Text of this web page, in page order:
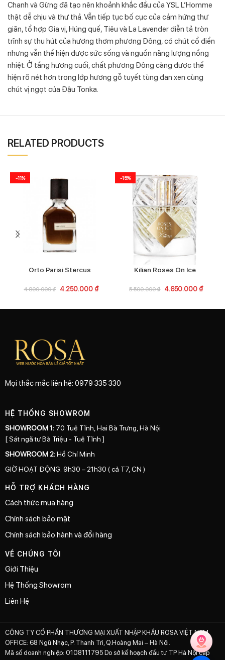
Chanh và Gừng đã tạo nên khoảnh khắc đầu của YSL L’Homme
thật dễ chịu và thư thả. Vẫn tiếp tục bố cục của cảm hứng thư
giãn, tổ hợp Gia vị, Húng quế, Tiêu và La Lavender diễn tả tròn
trĩnh sự thu hút của hương thơm phương Đông, có chút cổ điển
nhưng vẫn thể hiện được sức sống và nguồn năng lượng nồng
nhiệt. Ở tầng hương cuối, chất phương Đông càng được thể
hiện rõ nét hơn trong lớp hương gỗ tuyết tùng đan xen cùng
chút vị ngọt của Đậu Tonka.
RELATED PRODUCTS
-11%
Orto Parisi Stercus
4.800.000₫ 4.250.000 ₫
-15%
Kilian Roses On Ice
5.500.000₫ 4.650.000 ₫
Mọi thắc mắc liên hệ: 0979 335 330
HỆ THỐNG SHOWROM
SHOWROOM 1: 70 Tuệ Tĩnh, Hai Bà Trưng, Hà Nội
[ Sát ngã tư Bà Triệu - Tuệ Tĩnh ]
SHOWROOM 2:Hồ Chí Minh
GIỜ HOẠT ĐỘNG: 9h30 – 21h30 ( cả T7, CN )
HỖ TRỢ KHÁCH HÀNG
Cách thức mua hàng
Chính sách bảo mật
Chính sách bảo hành và đổi hàng
VỀ CHÚNG TÔI
Giới Thiệu
Hệ Thống Showrom
Liên Hệ
CÔNG TY CỔ PHẦN THƯƠNG MẠI XUẤT NHẬP KHẨU ROSA VIỆT NAM
OFFICE: 68 Ngũ Nhạc, P. Thanh Trì, Q.Hoàng Mai – Hà Nội.
Mã số doanh nghiệp: 0108111795 Do sở kế hoạch đầu tư TP Hà Nội cấp